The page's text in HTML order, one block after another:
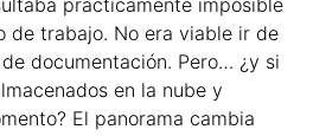
de trabajo. No era viable ir de
documentación. Pero… ¿y si
en la nube y
El panorama cambia